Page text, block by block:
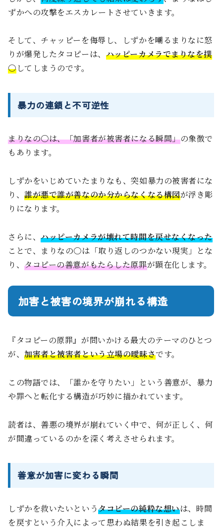
ずかへの攻撃をエスカレートさせていきます。
そして、チャッピーを侮辱し、しずかを嘲るまりなに怒
りが爆発したタコピーは、 ハッピーカメラでまりなを撲
〇してしまうのです。
暴力の連鎖と不可逆性
まりなの〇は、「加害者が被害者になる瞬間」の象徴で
もあります。
しずかをいじめていたまりなも、突如暴力の被害者にな
り、誰が悪で誰が善なのか分からなくなる構図が浮き彫
りになります。
さらに、ハッピーカメラが壊れて時間を戻せなくなった
ことで、まりなの〇は「取り返しのつかない現実」とな
り、タコピーの善意がもたらした原罪が顕在化します。
加害と被害の境界が崩れる構造
『タコピーの原罪』が問いかける最大のテーマのひとつ
が、加害者と被害者という立場の曖昧さです。
この物語では、「誰かを守りたい」という善意が、暴力
や罪へと転化する構造が巧妙に描かれています。
読者は、善悪の境界が崩れていく中で、何が正しく、何
が間違っているのかを深く考えさせられます。
善意が加害に変わる瞬間
しずかを救いたいというタコピーの純粋な想いは、時間
を戻すという介入によって思わぬ結果を引き起こしま